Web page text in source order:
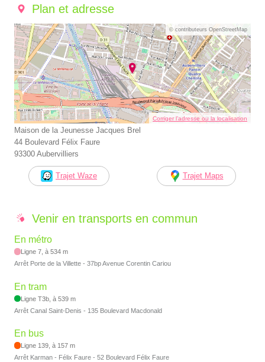
Plan et adresse
© contributeurs OpenStreetMap
Corriger l’adresse ou la localisation
Maison de la Jeunesse Jacques Brel
44 Boulevard Félix Faure
93300 Aubervilliers
Trajet Waze Trajet Maps
Venir en transports en commun
En métro
Ligne 7, à 534 m
Arrêt Porte de la Villette - 37bp Avenue Corentin Cariou
En tram
Ligne T3b, à 539 m
Arrêt Canal Saint-Denis - 135 Boulevard Macdonald
En bus
Ligne 139, à 157 m
Arrêt Karman - Félix Faure - 52 Boulevard Félix Faure